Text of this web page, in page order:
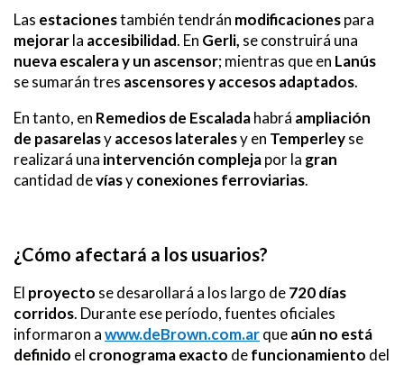
Las estacionestambién tendrán modificacionespara
mejorarla accesibilidad. En Gerli, se construirá una
nueva escalera y un ascensor; mientras que en Lanús
se sumarán tres ascensores y accesos adaptados.
En tanto, en Remedios de Escaladahabrá ampliación
de pasarelasyaccesoslateralesy en Temperleyse
realizará una intervención complejapor la gran
cantidad devíasyconexionesferroviarias.
¿Cómo afectará a los usuarios?
El proyecto se desarollará a los largo de720 días
corridos. Durante ese período, fuentes oficiales
informaron awww.deBrown.com.arqueaún no está
definido el cronograma exacto defuncionamiento del